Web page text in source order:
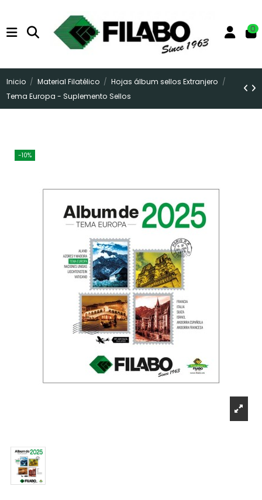
0
Inicio Material Filatélico
Hojas álbum sellos Extranjero
Tema Europa - Suplemento Sellos
-10%